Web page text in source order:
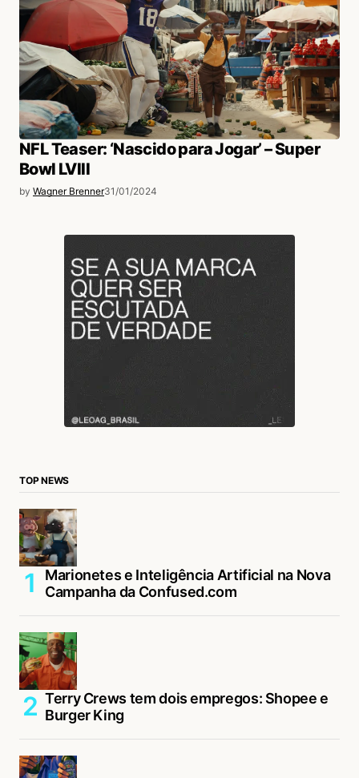
NFL Teaser: ‘Nascido para Jogar’ – Super
Bowl LVIII
by Wagner Brenner31/01/2024
TOP NEWS
Marionetes e Inteligência Artificial na Nova
Campanha da Confused.com
Terry Crews tem dois empregos: Shopee e
Burger King